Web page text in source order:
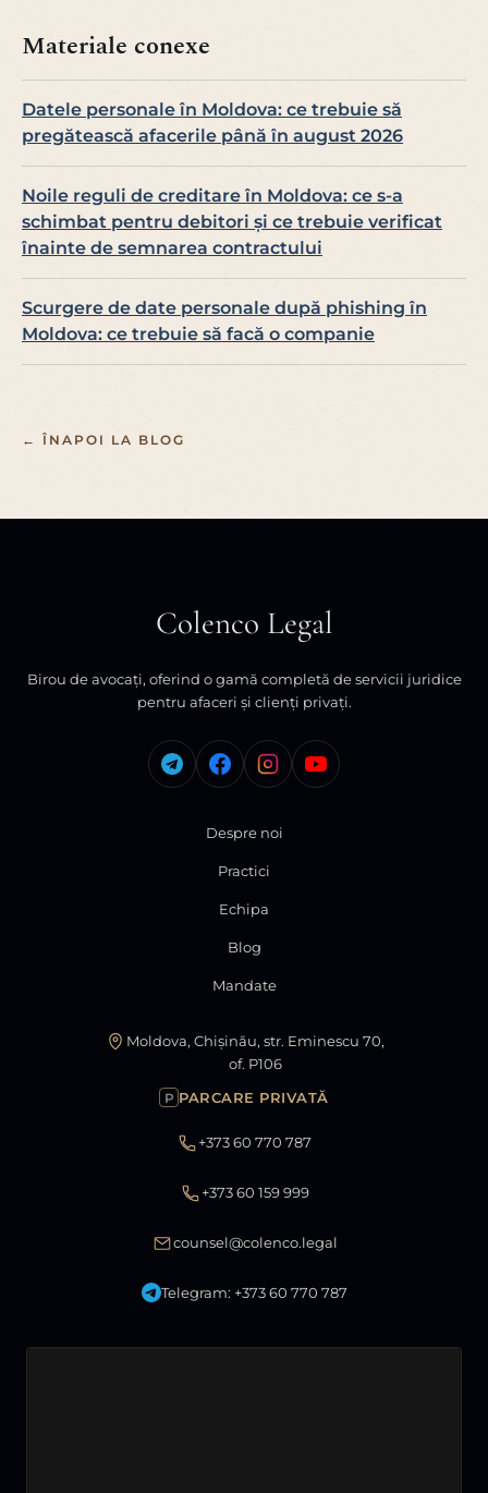
Materiale conexe
Datele personale în Moldova: ce trebuie să
pregătească afacerile până în august 2026
Noile reguli de creditare în Moldova: ce s-a
schimbat pentru debitori și ce trebuie verificat
înainte de semnarea contractului
Scurgere de date personale după phishing în
Moldova: ce trebuie să facă o companie
← ÎNAPOI LA BLOG
Colenco Legal
Birou de avocați, oferind o gamă completă de servicii juridice
pentru afaceri și clienți privați.
Despre noi
Practici
Echipa
Blog
Mandate
Moldova, Chișinău, str. Eminescu 70,
of. P106
P PARCARE PRIVATĂ
+373 60 770 787
+373 60 159 999
counsel@colenco.legal
Telegram: +373 60 770 787